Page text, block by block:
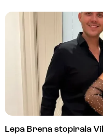
Lepa Brena stopirala